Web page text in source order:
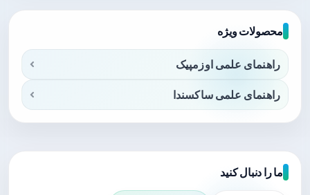
محصولات ویژه
راهنمای علمی اوزمپیک
راهنمای علمی ساکسندا
ما را دنبال کنید